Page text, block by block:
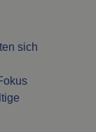
sich